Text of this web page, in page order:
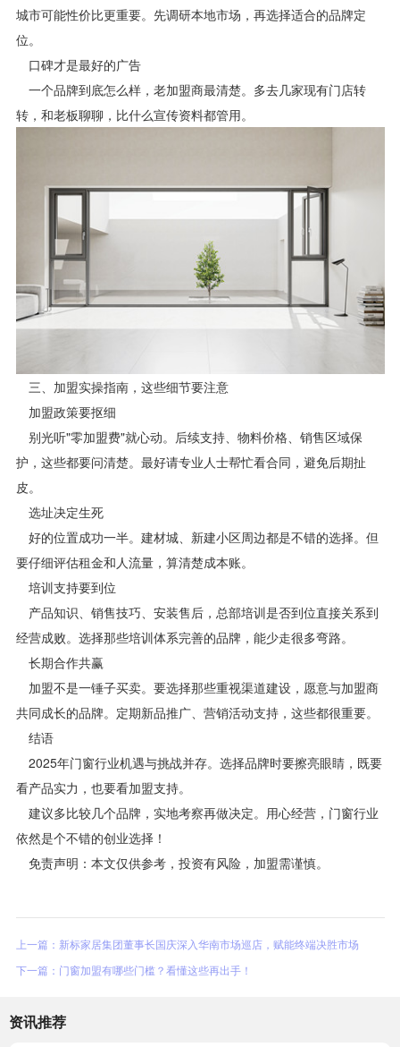
城市可能性价比更重要。先调研本地市场，再选择适合的品牌定
位。
口碑才是最好的广告
一个品牌到底怎么样，老加盟商最清楚。多去几家现有门店转
转，和老板聊聊，比什么宣传资料都管用。
三、加盟实操指南，这些细节要注意
加盟政策要抠细
别光听"零加盟费"就心动。后续支持、物料价格、销售区域保
护，这些都要问清楚。最好请专业人士帮忙看合同，避免后期扯
皮。
选址决定生死
好的位置成功一半。建材城、新建小区周边都是不错的选择。但
要仔细评估租金和人流量，算清楚成本账。
培训支持要到位
产品知识、销售技巧、安装售后，总部培训是否到位直接关系到
经营成败。选择那些培训体系完善的品牌，能少走很多弯路。
长期合作共赢
加盟不是一锤子买卖。要选择那些重视渠道建设，愿意与加盟商
共同成长的品牌。定期新品推广、营销活动支持，这些都很重要。
结语
2025年门窗行业机遇与挑战并存。选择品牌时要擦亮眼睛，既要
看产品实力，也要看加盟支持。
建议多比较几个品牌，实地考察再做决定。用心经营，门窗行业
依然是个不错的创业选择！
免责声明：本文仅供参考，投资有风险，加盟需谨慎。
上一篇：新标家居集团董事长国庆深入华南市场巡店，赋能终端决胜市场
下一篇：门窗加盟有哪些门槛？看懂这些再出手！
资讯推荐